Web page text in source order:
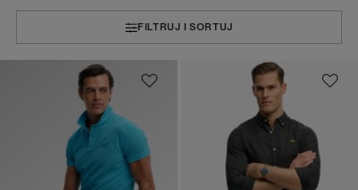
FILTRUJ I SORTUJ